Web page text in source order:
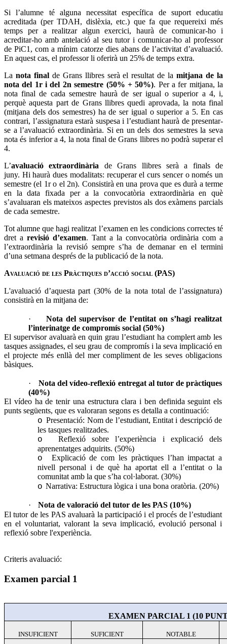
Si l’alumne té alguna necessitat específica de suport educatiu
acreditada (per TDAH, dislèxia, etc.) que fa que requereixi més
temps per a realitzar algun exercici, haurà de comunicar-ho i
acreditar-ho amb antelació al seu tutor i comunicar-ho al professor
de PiC1, com a mínim catorze dies abans de l’activitat d’avaluació.
En aquest cas, el professor li oferirà un 25% de temps extra.
La nota finalde Grans llibres serà el resultat de lamitjana de la
nota del 1r i del 2n semestre (50% + 50%). Per a fer mitjana, la
nota final de cada semestre haurà de ser igual o superior a 4, i,
perquè aquesta part de Grans llibres quedi aprovada, la nota final
(mitjana dels dos semestres) ha de ser igual o superior a 5. En cas
contrari, l’assignatura estarà suspesa i l’estudiant haurà de presentar-
se a l’avaluació extraordinària. Si en un dels dos semestres la seva
nota és inferior a 4, la nota final de Grans llibres no podrà superar el
4.
L’avaluació extraordinària deGrans llibres serà a finals de
juny. Hi haurà dues modalitats: recuperar el curs sencer o només un
semestre (el 1r o el 2n). Consistirà en una prova que es durà a terme
en la data fixada per a la convocatòria extraordinària en què
s’avaluaran els mateixos aspectes previstos als dos exàmens parcials
de cada semestre.
Tot alumne que hagi realitzat l’examen en les condicions correctes té
dret a revisió d’examen. Tant a la convocatòria ordinària com a
l’extraordinària la revisió sempre s’ha de demanar en el termini
d’una setmana després de la publicació de la nota.
Avaluació de les Pràctiques d’acció social (PAS)
L'avaluació d’aquesta part (30% de la nota total de l’assignatura)
consistirà en la mitjana de:
·
Nota del supervisor de l’entitat on s’hagi realitzat
l’interinatge de compromís social (50%)
El supervisor avaluarà en quin grau l’estudiant ha complert amb les
tasques assignades, el seu grau de compromís i la seva implicació en
el projecte més enllà del mer compliment de les seves obligacions
bàsiques.
·
Nota del vídeo-reflexió entregat al tutor de pràctiques
(40%)
El vídeo ha de tenir una estructura clara i ben definida seguint els
punts següents, que es valoraran segons es detalla a continuació:
o Presentació: Nom de l’estudiant, Entitat i descripció de
les tasques realitzades.
o
Reflexió sobre l’experiència i explicació dels
aprenentatges adquirits. (50%)
o
Explicació de com les pràctiques l’han impactat a
nivell personal i de què ha aportat ell a l’entitat o la
comunitat amb la que s’ha col·laborat. (30%)
o Narrativa: Estructura lògica i una bona oratòria. (20%)
·
Nota de valoració del tutor de les PAS (10%)
El tutor de les PAS avaluarà la participació i el procés de l’estudiant
en el voluntariat, valorant la seva implicació, evolució personal i
reflexió sobre l'experiència.
Criteris avaluació:
Examen parcial 1
EXAMEN PARCIAL 1 (10
INSUFICIENT SUFICIENT NOTABLE